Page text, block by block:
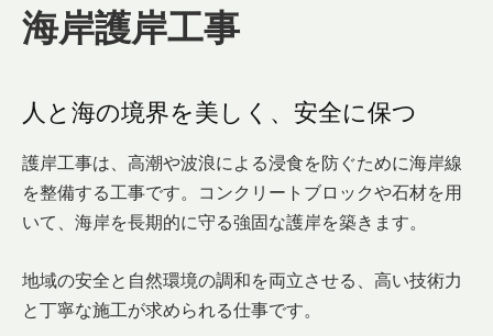
海岸護岸工事
人と海の境界を美しく、安全に保つ
護岸工事は、高潮や波浪による浸食を防ぐために海岸線
を整備する工事です。コンクリートブロックや石材を用
いて、海岸を長期的に守る強固な護岸を築きます。
地域の安全と自然環境の調和を両立させる、高い技術力
と丁寧な施工が求められる仕事です。